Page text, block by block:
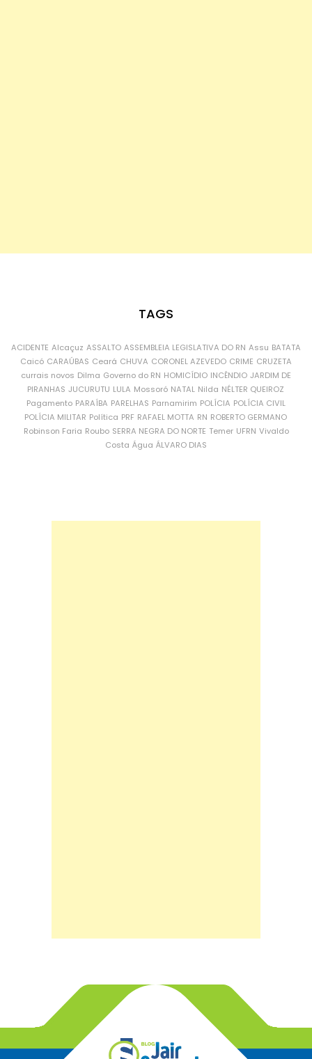
TAGS
ACIDENTE Alcaçuz ASSALTO ASSEMBLEIA LEGISLATIVA DO RN Assu BATATA
Caicó CARAÚBAS Ceará CHUVA CORONEL AZEVEDO CRIME CRUZETA
currais novos Dilma Governo do RN HOMICÍDIO INCÊNDIO JARDIM DE
PIRANHAS JUCURUTU LULA Mossoró NATAL Nilda NÉLTER QUEIROZ
Pagamento PARAÍBA PARELHAS Parnamirim POLÍCIA POLÍCIA CIVIL
POLÍCIA MILITAR Política PRF RAFAEL MOTTA RN ROBERTO GERMANO
Robinson Faria Roubo SERRA NEGRA DO NORTE Temer UFRN Vivaldo
Costa Água ÁLVARO DIAS